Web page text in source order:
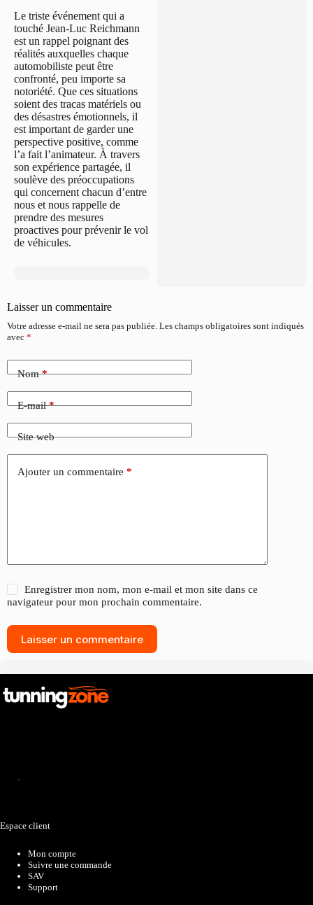
Le triste événement qui a
touché Jean-Luc Reichmann
est un rappel poignant des
réalités auxquelles chaque
automobiliste peut être
confronté, peu importe sa
notoriété. Que ces situations
soient des tracas matériels ou
des désastres émotionnels, il
est important de garder une
perspective positive, comme
l’a fait l’animateur. À travers
son expérience partagée, il
soulève des préoccupations
qui concernent chacun d’entre
nous et nous rappelle de
prendre des mesures
proactives pour prévenir le vol
de véhicules.
Laisser un commentaire
Votre adresse e-mail ne sera pas publiée. Les champs obligatoires sont indiqués
avec *
Nom*
E-mail*
Site web
Ajouter un commentaire *
Enregistrer mon nom, mon e-mail et mon site dans ce
navigateur pour mon prochain commentaire.
Laisser un commentaire
Espace client
Mon compte
Suivre une commande
SAV
Support